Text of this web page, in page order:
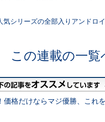
気シリーズの全部入りアンドロ
この連載の一覧
価格だけならマジ優勝、これ